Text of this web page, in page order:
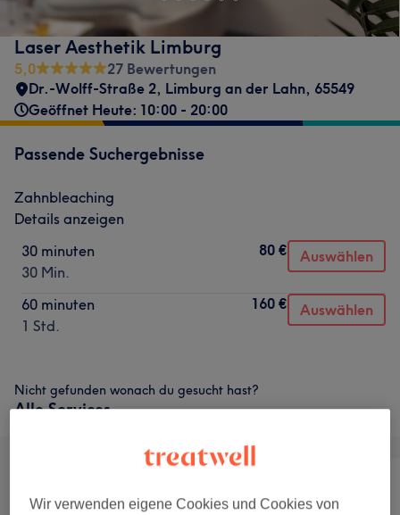
Laser Aesthetik Limburg
5,0
27 Bewertungen
Dr.-Wolff-Straße 2, Limburg an der Lahn, 65549
Geöffnet Heute: 10:00 - 20:00
Passende Suchergebnisse
Zahnbleaching
Details anzeigen
30 minuten
30 Min.
80 € Auswählen
60 minuten
1 Std.
160 € Auswählen
Nicht gefunden wonach du gesucht hast?
Alle Services
Wir verwenden eigene Cookies und Cookies von